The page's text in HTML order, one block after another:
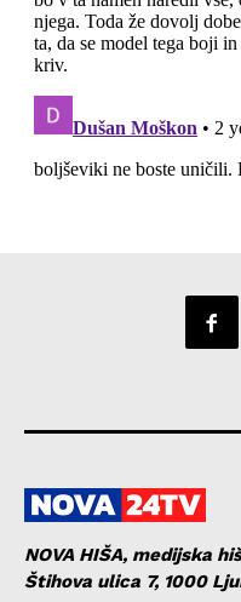
NOVA HIŠA, medijska
Štihova ulica 7, 1000